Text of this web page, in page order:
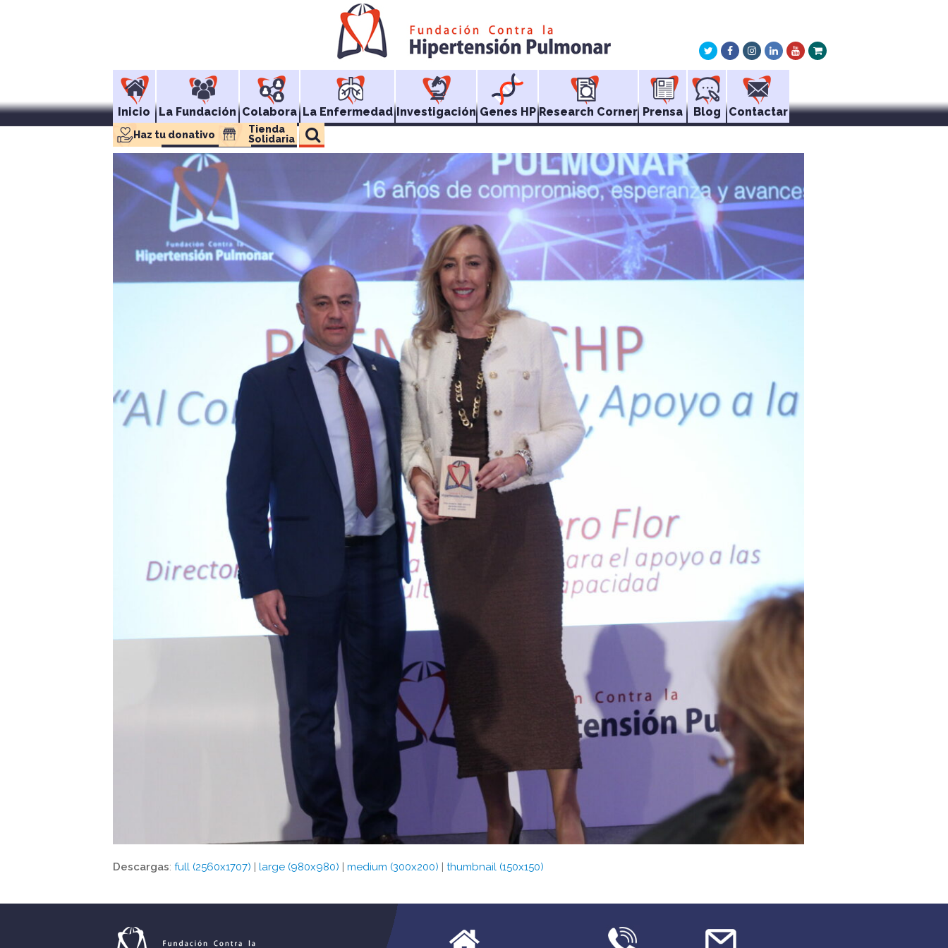
TwitterFacebookInstagram
LinkedInYoutube
Xing
Inicio La Fundación Colabora La Enfermedad Investigación Genes HP Research Corner Prensa Blog Contactar
Haz tu donativo
Tienda
Solidaria
Descargas: full (2560x1707) | large (980x980) | medium (300x200) | thumbnail (150x150)